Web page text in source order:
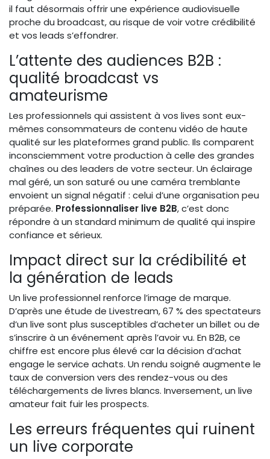
il faut désormais offrir une expérience audiovisuelle
proche du broadcast, au risque de voir votre crédibilité
et vos leads s’effondrer.
L’attente des audiences B2B :
qualité broadcast vs
amateurisme
Les professionnels qui assistent à vos lives sont eux-
mêmes consommateurs de contenu vidéo de haute
qualité sur les plateformes grand public. Ils comparent
inconsciemment votre production à celle des grandes
chaînes ou des leaders de votre secteur. Un éclairage
mal géré, un son saturé ou une caméra tremblante
envoient un signal négatif : celui d’une organisation peu
préparée. Professionnaliser live B2B, c’est donc
répondre à un standard minimum de qualité qui inspire
confiance et sérieux.
Impact direct sur la crédibilité et
la génération de leads
Un live professionnel renforce l’image de marque.
D’après une étude de Livestream, 67 % des spectateurs
d’un live sont plus susceptibles d’acheter un billet ou de
s’inscrire à un événement après l’avoir vu. En B2B, ce
chiffre est encore plus élevé car la décision d’achat
engage le service achats. Un rendu soigné augmente le
taux de conversion vers des rendez-vous ou des
téléchargements de livres blancs. Inversement, un live
amateur fait fuir les prospects.
Les erreurs fréquentes qui ruinent
un live corporate